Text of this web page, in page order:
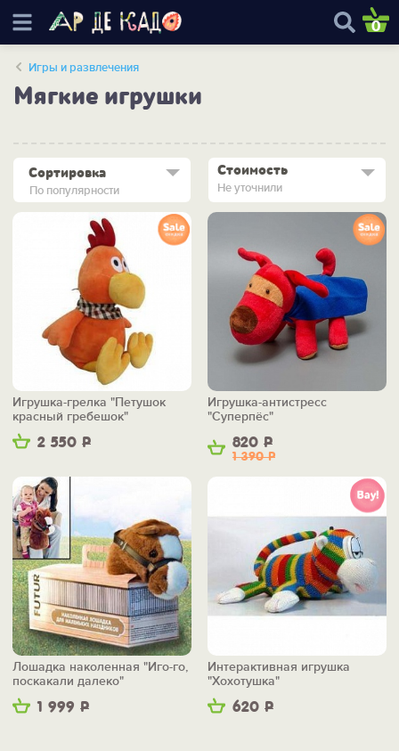
0
Игры и развлечения
Мягкие игрушки
По популярности
Сортировка Стоимость
Не уточнили
2 550 Р
Игрушка-грелка "Петушок
красный гребешок"
820 Р
1 390Р
Игрушка-антистресс
"Суперпёс"
1 999 Р
Лошадка наколенная "Иго-го,
поскакали далеко"
620 Р
Интерактивная игрушка
"Хохотушка"